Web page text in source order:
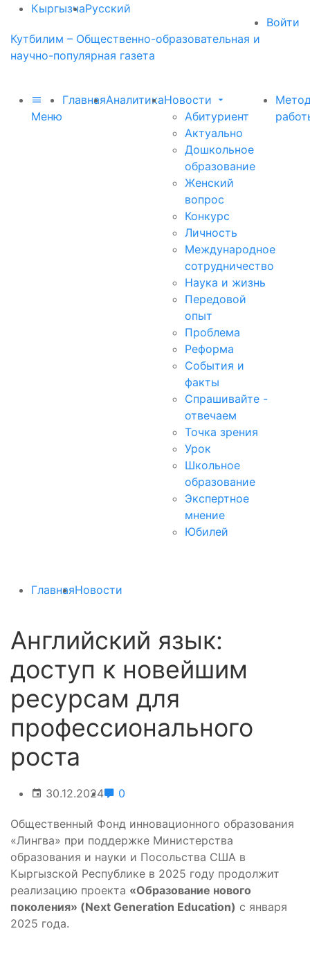
КыргызчаРусский
Войти
Кутбилим – Общественно-образовательная и
научно-популярная газета
Меню
ГлавнаяАналитикаНовости
Абитуриент
Актуально
Дошкольное
образование
Женский
вопрос
Конкурс
Личность
Международное
сотрудничество
Наука и жизнь
Передовой
опыт
Проблема
Реформа
События и
факты
Спрашивайте -
отвечаем
Точка зрения
Урок
Школьное
образование
Экспертное
мнение
Юбилей
ГлавнаяНовости
Английский язык:
доступ к новейшим
ресурсам для
профессионального
роста
30.12.2024 0
Общественный Фонд инновационного образования
«Лингва» при поддержке Министерства
образования и науки и Посольства США в
Кыргызской Республике в 2025 году продолжит
реализацию проекта «Образование нового
поколения» (Next Generation Education) с января
2025 года.